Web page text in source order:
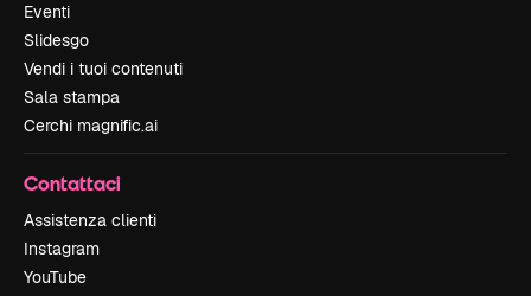
Eventi
Slidesgo
Vendi i tuoi contenuti
Sala stampa
Cerchi magnific.ai
Contattaci
Assistenza clienti
Instagram
YouTube